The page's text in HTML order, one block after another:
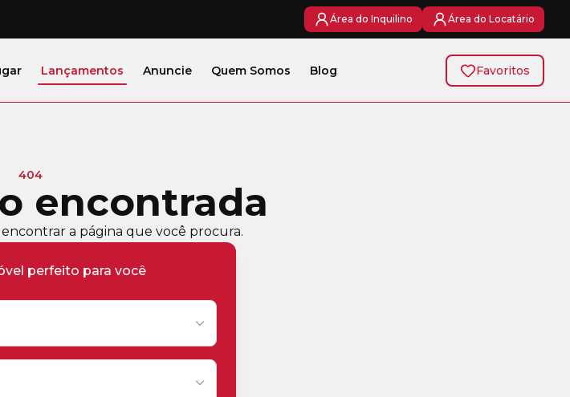
Área do Inquilino Área do Locatário
Lançamentos Anuncie Quem Somos Blog Favoritos
404
encontrada
a página que você procura.
perfeito para você